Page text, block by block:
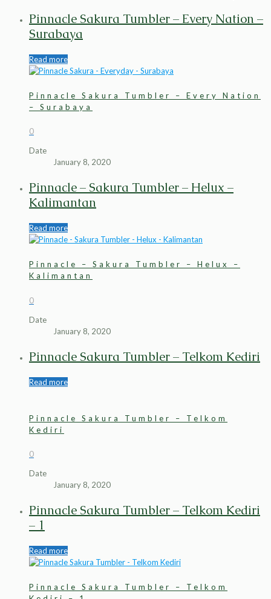
Pinnacle Sakura Tumbler – Every Nation –
Surabaya
Read more
Pinnacle Sakura Tumbler – Every Nation
– Surabaya
0
Date
January 8, 2020
Pinnacle – Sakura Tumbler – Helux –
Kalimantan
Read more
Pinnacle – Sakura Tumbler – Helux –
Kalimantan
0
Date
January 8, 2020
Pinnacle Sakura Tumbler – Telkom Kediri
Read more
Pinnacle Sakura Tumbler – Telkom
Kediri
0
Date
January 8, 2020
Pinnacle Sakura Tumbler – Telkom Kediri
– 1
Read more
Pinnacle Sakura Tumbler – Telkom